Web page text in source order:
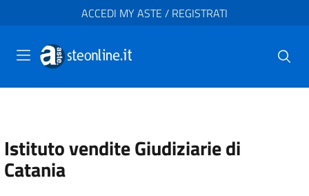
ACCEDI MY ASTE / REGISTRATI
Istituto vendite Giudiziarie di
Catania